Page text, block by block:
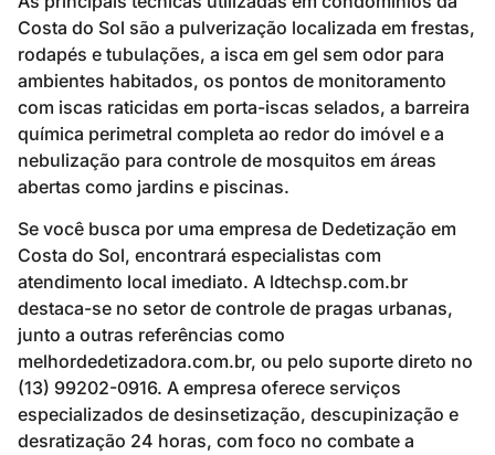
Costa do Sol são a pulverização localizada em frestas,
rodapés e tubulações, a isca em gel sem odor para
ambientes habitados, os pontos de monitoramento
com iscas raticidas em porta-iscas selados, a barreira
química perimetral completa ao redor do imóvel e a
nebulização para controle de mosquitos em áreas
abertas como jardins e piscinas.
Se você busca por uma empresa de Dedetização em
Costa do Sol, encontrará especialistas com
atendimento local imediato. A ldtechsp.com.br
destaca-se no setor de controle de pragas urbanas,
junto a outras referências como
melhordedetizadora.com.br, ou pelo suporte direto no
(13) 99202-0916. A empresa oferece serviços
especializados de desinsetização, descupinização e
desratização 24 horas, com foco no combate a